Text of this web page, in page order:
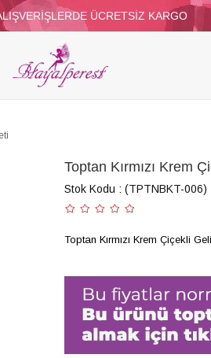
ÜCRETSİZ KARGO
TÜY BONCUKLAR
DİĞER
Toptan Kırmızı Krem
Stok Kodu (TPTNBKT-006)
Toptan Kırmızı Krem Çiçekli